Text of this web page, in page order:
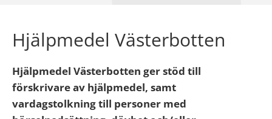
Hjälpmedel Västerbotten
Hjälpmedel Västerbotten ger stöd till
förskrivare av hjälpmedel, samt
vardagstolkning till personer med